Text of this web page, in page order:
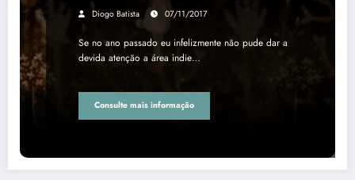
Diogo Batista 07/11/2017
Se no ano passado eu infelizmente não pude dar a
devida atenção a área indie…
Consulte mais informação